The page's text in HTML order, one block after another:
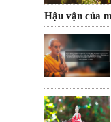
Hậu vận của